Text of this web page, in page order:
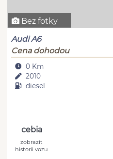
Bez fotky
Audi A6
Cena dohodou
0 Km
2010
diesel
cebia
zobrazit
historii vozu